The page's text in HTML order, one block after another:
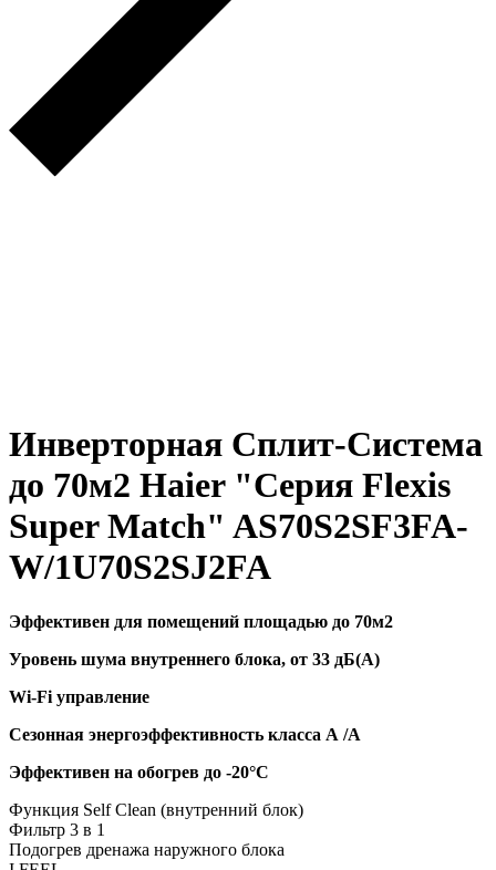
Инверторная Сплит-Система
до 70м2 Haier "Серия Flexis
Super Match" AS70S2SF3FA-
W/1U70S2SJ2FA
Эффективен для помещений площадью до 70м2
Уровень шума внутреннего блока, от 33 дБ(А)
Wi-Fi управление
Сезонная энергоэффективность класса А /А
Эффективен на обогрев до -20°C
Функция Self Clean (внутренний блок)
Фильтр 3 в 1
Подогрев дренажа наружного блока